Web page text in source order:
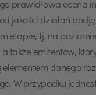
prawidłowa ocena
jakości działań
etapie, tj. na
także emitentów,
elementem danego
W przypadku